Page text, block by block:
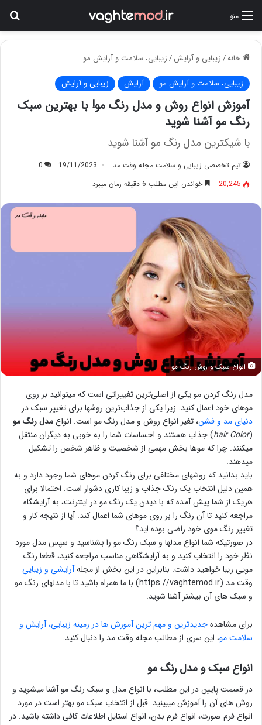
منو
خانه/زیبایی و آرایش/زیبایی، سلامت و آرایش مو
زیبایی، سلامت و آرایش مو آرایش زیبایی و آرایش
آموزش انواع روش و مدل رنگ مو! با بهترین سبک
رنگ مو آشنا شوید
با شیکترین مدل رنگ مو آشنا شوید
تیم تخصصی زیبایی و سلامت مجله وقت مد 19/11/2023
0
20,245
خواندن این مطلب 6 دقیقه زمان میبرد
انواع سبک و روش رنگ مو
مدل رنگ کردن مو یکی از اصلی‌ترین تغییراتی است که میتوانید بر روی
موهای خود اعمال کنید. زیرا یکی از جذاب‌ترین روشها برای تغییر سبک در
دنیای مد و فشن، تغیر انواع روش و مدل رنگ مو است. انواعمدل رنگ مو
(
hair Color) جذاب هستند و احساسات شما را به خوبی به دیگران منتقل
میکنند. چرا که موها بخش مهمی از شخصیت و ظاهر شخص را تشکیل
میدهند.
باید بدانید که روشهای مختلفی برای رنگ کردن موهای شما وجود دارد و به
همین دلیل انتخاب یک رنگ جذاب و زیبا کاری دشوار است. احتمالا برای
هریک از شما پیش آمده که با دیدن یک رنگ مو در اینترنت، به آرایشگاه
مراجعه کنید تا آن رنگ را بر روی موهای شما اعمال کند. آیا از نتیجه کار و
تغییر رنگ موی خود راضی بوده اید؟
در صورتیکه شما انواع مدلها و سبک رنگ مو را بشناسید و سپس مدل مورد
نظر خود را انتخاب کنید و به آرایشگاهی مناسب مراجعه کنید، قطعا رنگ
مویی زیبا خواهید داشت. بنابراین در این بخش از مجلهآرایشی و زیبایی
وقت مد (https://vaghtemod.ir) با ما همراه باشید تا با مدلهای رنگ مو
و سبک های آن بیشتر آشنا شوید.
برای مشاهدهجدیدترین و مهم ترین آموزش ها در زمینه زیبایی، آرایش و
سلامت مو، این سری از مطالب مجله وقت مد را دنبال کنید.
انواع سبک و مدل رنگ مو
در قسمت پایین در این مطلب، با انواع مدل و سبک رنگ مو آشنا میشوید و
روش های آن را آموزش میبینید. قبل از انتخاب سبک مو بهتر است در مورد
انواع فرم صورت، انواع فرم بدن، انواع استایل اطلاعات کافی داشته باشید. در